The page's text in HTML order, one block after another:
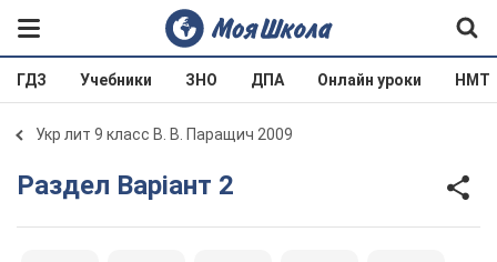
ГДЗ Учебники ЗНО ДПА Онлайн уроки НМТ
Укр лит 9 класс В. В. Паращич 2009
Раздел Варіант 2